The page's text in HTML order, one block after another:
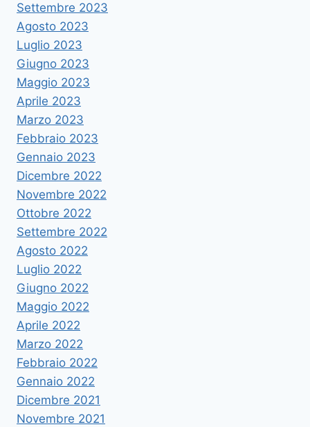
Settembre 2023
Agosto 2023
Luglio 2023
Giugno 2023
Maggio 2023
Aprile 2023
Marzo 2023
Febbraio 2023
Gennaio 2023
Dicembre 2022
Novembre 2022
Ottobre 2022
Settembre 2022
Agosto 2022
Luglio 2022
Giugno 2022
Maggio 2022
Aprile 2022
Marzo 2022
Febbraio 2022
Gennaio 2022
Dicembre 2021
Novembre 2021